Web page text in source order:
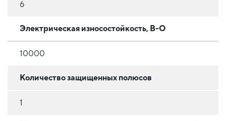
6
Электрическая износостойкость, В-О
10000
Количество защищенных полюсов
1